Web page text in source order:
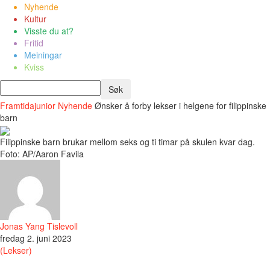
Nyhende
Kultur
Visste du at?
Fritid
Meiningar
Kviss
Framtidajunior Nyhende Ønsker å forby lekser i helgene for filippinske
barn
Filippinske barn brukar mellom seks og ti timar på skulen kvar dag.
Foto: AP/Aaron Favila
Jonas Yang Tislevoll
fredag 2. juni 2023
(Lekser)